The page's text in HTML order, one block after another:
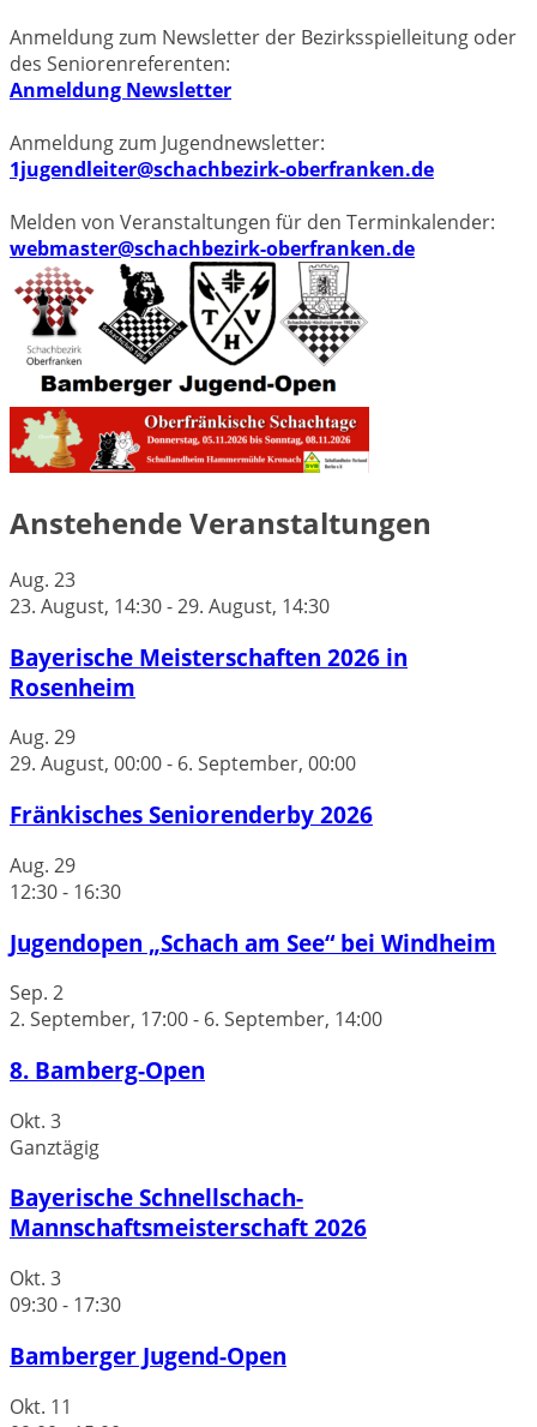
Anmeldung zum Newsletter der Bezirksspielleitung oder
des Seniorenreferenten:
Anmeldung Newsletter
Anmeldung zum Jugendnewsletter:
1jugendleiter@schachbezirk-oberfranken.de
Melden von Veranstaltungen für den Terminkalender:
webmaster@schachbezirk-oberfranken.de
Anstehende Veranstaltungen
Aug. 23
23. August, 14:30-29. August, 14:30
Bayerische Meisterschaften 2026 in
Rosenheim
Aug. 29
29. August, 00:00- 6. September, 00:00
Fränkisches Seniorenderby 2026
Aug. 29
12:30- 16:30
Jugendopen „Schach am See“ bei Windheim
Sep. 2
2. September, 17:00- 6. September, 14:00
8. Bamberg-Open
Okt. 3
Ganztägig
Bayerische Schnellschach-
Mannschaftsmeisterschaft 2026
Okt. 3
09:30- 17:30
Bamberger Jugend-Open
Okt. 11